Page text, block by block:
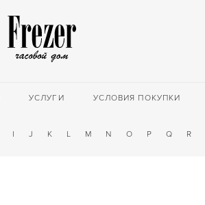
УСЛУГИ УСЛОВИЯ ПОКУПКИ
I J K L M N O P Q R